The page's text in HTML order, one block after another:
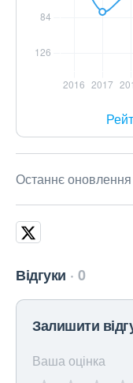
Останнє
Відгуки 0
Залишити
Ваша оцінка